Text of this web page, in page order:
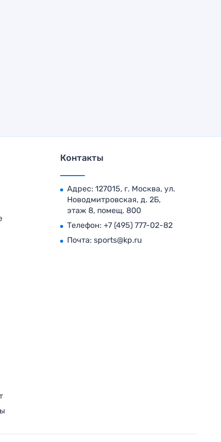
Контакты
Адрес: 127015, г. Москва, ул.
Новодмитровская, д. 2Б,
этаж 8, помещ. 800
Телефон: +7 (495) 777-02-82
Почта: sports@kp.ru